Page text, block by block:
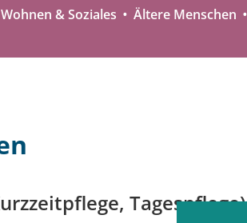
& Soziales Ältere Menschen
Tagespflege)